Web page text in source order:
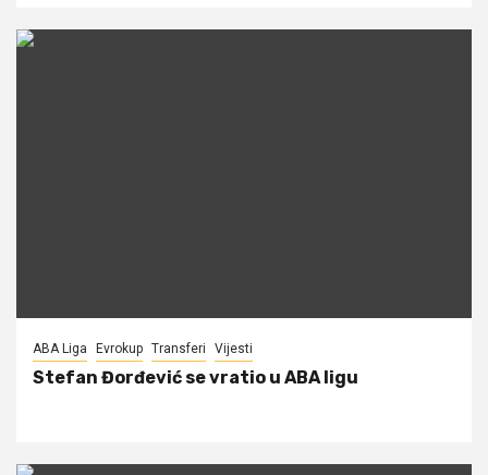
ABA Liga Evrokup Transferi Vijesti
Stefan Đorđević se vratio u ABA ligu